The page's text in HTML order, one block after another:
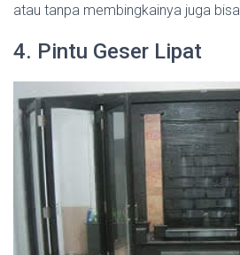
atau tanpa membingkainya juga bisa.
4. Pintu Geser Lipat